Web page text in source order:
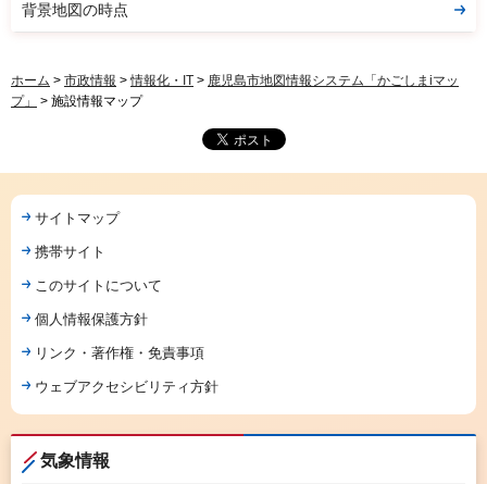
背景地図の時点
ホーム > 市政情報 >情報化・IT > 鹿児島市地図情報システム「かごしまiマッ
プ」
> 施設情報マップ
サイトマップ
携帯サイト
このサイトについて
個人情報保護方針
リンク・著作権・免責事項
ウェブアクセシビリティ方針
気象情報